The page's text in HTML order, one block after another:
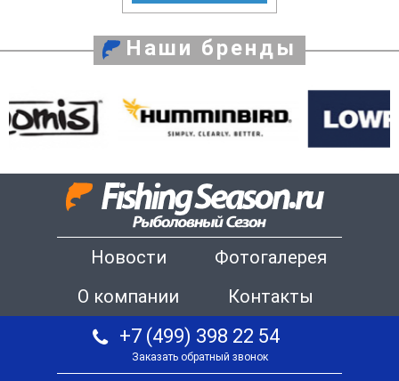
Наши бренды
Новости
Фотогалерея
О компании
Контакты
+7 (499) 398 22 54
Заказать обратный звонок